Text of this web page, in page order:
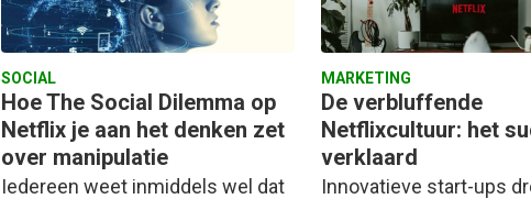
SOCIAL
Hoe The Social Dilemma op
Netflix je aan het denken zet
over manipulatie
Iedereen weet inmiddels wel dat
MARKETING
De verbluffende
Netflixcultuur: het
verklaard
Innovatieve start-ups